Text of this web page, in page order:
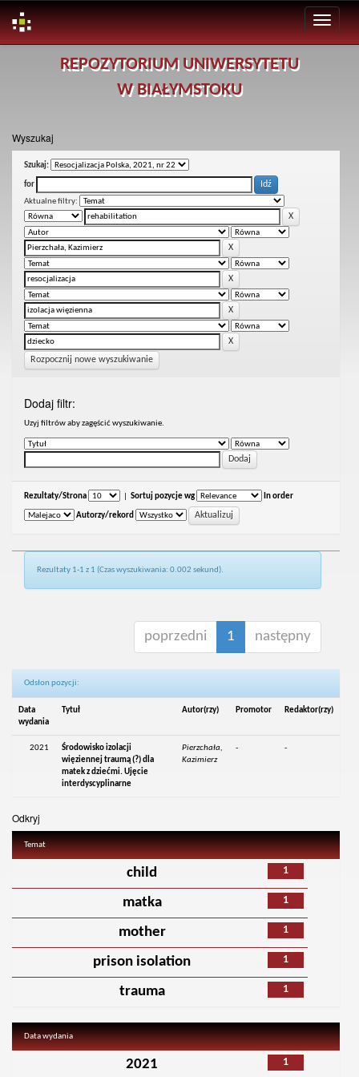
REPOZYTORIUM UNIWERSYTETU
W BIAŁYMSTOKU
Wyszukaj
Szukaj:
for
Aktualne filtry:
Rozpocznij nowe wyszukiwanie
Dodaj filtr:
Uzyj filtrów aby zagęścić wyszukiwanie.
Rezultaty/Strona Sortuj pozycje wg In order
Autorzy/rekord
Rezultaty 1-1 z 1 (Czas wyszukiwania: 0.002 sekund).
poprzedni 1 następny
Odsłon pozycji:
Data
wydania
Tytuł Autor(rzy) Promotor Redaktor(rzy)
2021
Środowisko izolacji
więziennej traumą (?) dla
matek z dziećmi. Ujęcie
interdyscyplinarne
Pierzchała,
Kazimierz
- -
Odkryj
Temat
1
child
1
matka
1
mother
1
prison isolation
1
trauma
Data wydania
1
2021